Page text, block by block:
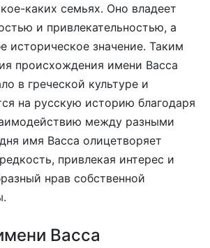
каких семьях. Оно владеет
и привлекательностью, а
историческое значение. Таким
происхождения имени Васса
в греческой культуре и
на русскую историю благодаря
между разными
имя Васса олицетворяет
привлекая интерес и
нрав собственной
Васса